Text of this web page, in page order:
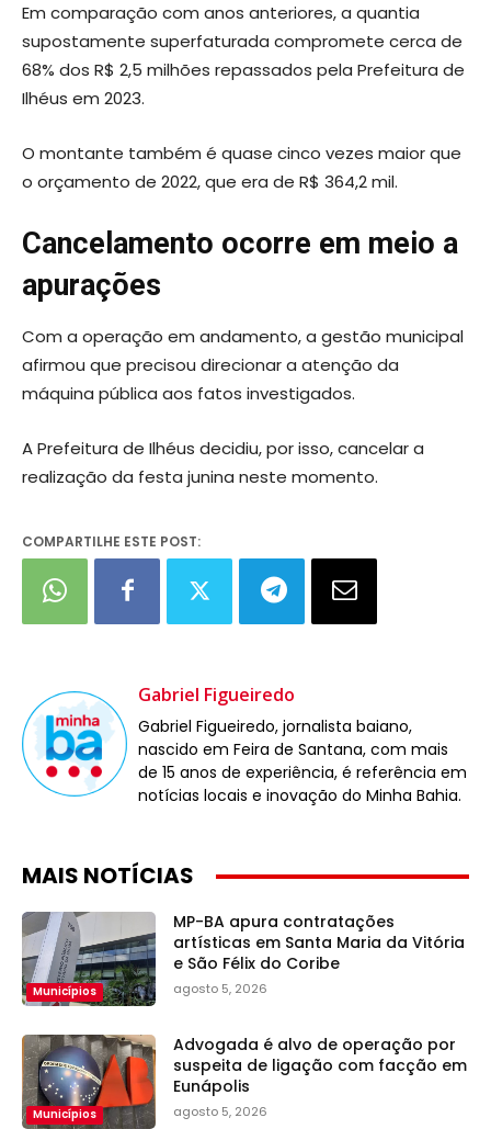
Em comparação com anos anteriores, a quantia
supostamente superfaturada compromete cerca de
68% dos R$ 2,5 milhões repassados pela Prefeitura de
Ilhéus em 2023.
O montante também é quase cinco vezes maior que
o orçamento de 2022, que era de R$ 364,2 mil.
Cancelamento ocorre em meio a
apurações
Com a operação em andamento, a gestão municipal
afirmou que precisou direcionar a atenção da
máquina pública aos fatos investigados.
A Prefeitura de Ilhéus decidiu, por isso, cancelar a
realização da festa junina neste momento.
COMPARTILHE ESTE POST:
Gabriel Figueiredo
Gabriel Figueiredo, jornalista baiano,
nascido em Feira de Santana, com mais
de 15 anos de experiência, é referência em
notícias locais e inovação do Minha Bahia.
MAIS NOTÍCIAS
Municípios
MP-BA apura contratações
artísticas em Santa Maria da Vitória
e São Félix do Coribe
agosto 5, 2026
Municípios
Advogada é alvo de operação por
suspeita de ligação com facção em
Eunápolis
agosto 5, 2026